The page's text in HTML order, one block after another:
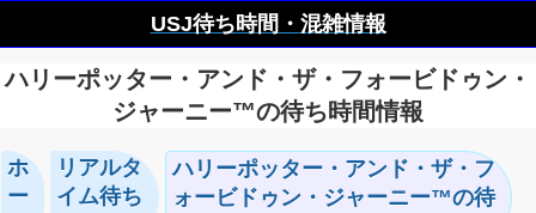
USJ待ち時間・混雑情報
ハリーポッター・アンド・ザ・フォービドゥン・
ジャーニー™の待ち時間情報
ホ
ー
リアルタ
イム待ち
ハリーポッター・アンド・ザ・フ
ォービドゥン・ジャーニー™の待